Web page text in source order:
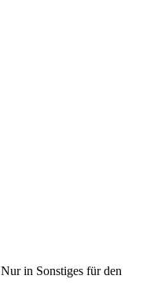
Nur in Sonstiges für den